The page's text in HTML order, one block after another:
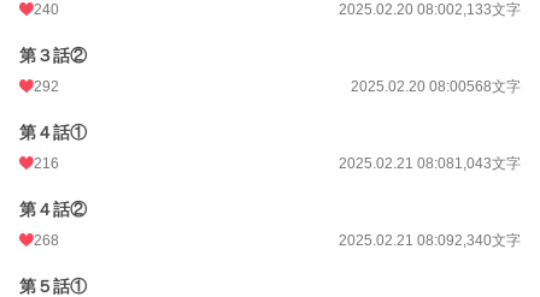
240 2025.02.20 08:002,133文字
第３話②
292 2025.02.20 08:00568文字
第４話①
216 2025.02.21 08:081,043文字
第４話②
268 2025.02.21 08:092,340文字
第５話①